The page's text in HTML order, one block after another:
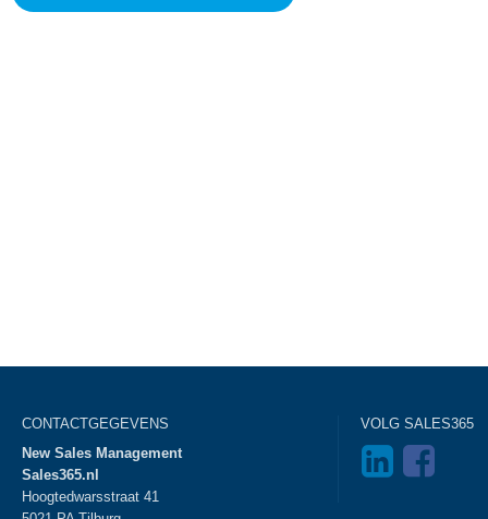
CONTACTGEGEVENS
New Sales Management
Sales365.nl
Hoogtedwarsstraat 41
VOLG SALES365